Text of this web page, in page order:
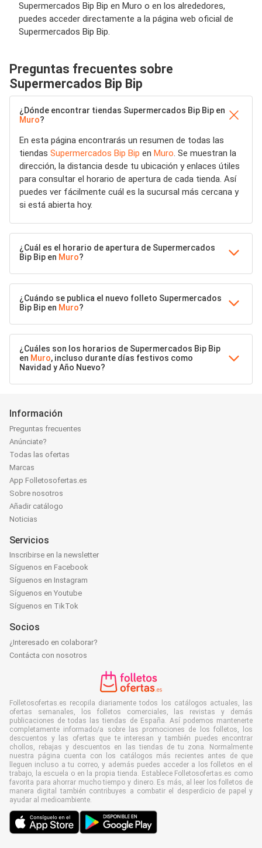
Supermercados Bip Bip en Muro o en los alrededores,
puedes acceder directamente a la página web oficial de
Supermercados Bip Bip.
Preguntas frecuentes sobre
Supermercados Bip Bip
¿Dónde encontrar tiendas Supermercados Bip Bip en
Muro?
En esta página encontrarás un resumen de todas las
tiendas Supermercados Bip Bip en Muro. Se muestran la
dirección, la distancia desde tu ubicación y enlaces útiles
para consultar el horario de apertura de cada tienda. Así
puedes ver fácilmente cuál es la sucursal más cercana y
si está abierta hoy.
¿Cuál es el horario de apertura de Supermercados
Bip Bip en Muro?
¿Cuándo se publica el nuevo folleto Supermercados
Bip Bip en Muro?
¿Cuáles son los horarios de Supermercados Bip Bip
en Muro, incluso durante días festivos como
Navidad y Año Nuevo?
Información
Preguntas frecuentes
Anúnciate?
Todas las ofertas
Marcas
App Folletosofertas.es
Sobre nosotros
Añadir catálogo
Noticias
Servicios
Inscribirse en la newsletter
Síguenos en Facebook
Síguenos en Instagram
Síguenos en Youtube
Síguenos en TikTok
Socios
¿Interesado en colaborar?
Contácta con nosotros
Folletosofertas.es recopila diariamente todos los catálogos actuales, las
ofertas semanales, los folletos comerciales, las revistas y demás
publicaciones de todas las tiendas de España. Así podemos mantenerte
completamente informado/a sobre las promociones de los folletos, los
descuentos y las ofertas que te interesan y también puedes encontrar
chollos, rebajas y descuentos en las tiendas de tu zona. Normalmente
nuestra página cuenta con los catálogos más recientes antes de que
lleguen incluso a tu correo, y además puedes acceder a los folletos en el
trabajo, la escuela o en la propia tienda. Establece Folletosofertas.es como
favorita para ahorrar mucho tiempo y dinero. Es más, al leer los folletos de
manera digital también contribuyes a combatir el desperdicio de papel y
ayudar al medioambiente.